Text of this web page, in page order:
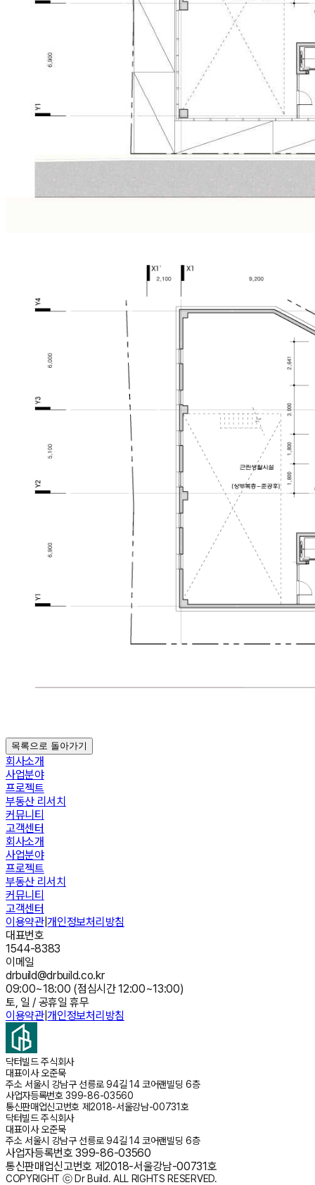
목록으로 돌아가기
회사소개
사업분야
프로젝트
부동산 리서치
커뮤니티
고객센터
회사소개
사업분야
프로젝트
부동산 리서치
커뮤니티
고객센터
이용약관|개인정보처리방침
대표번호
1544-8383
이메일
drbuild@drbuild.co.kr
09:00~18:00 (점심시간 12:00~13:00)
토, 일 / 공휴일 휴무
이용약관|개인정보처리방침
닥터빌드 주식회사
대표이사오준묵
주소 서울시 강남구 선릉로 94길 14 코어랜빌딩 6층
사업자등록번호 399-86-03560
통신판매업신고번호 제2018-서울강남-00731호
닥터빌드 주식회사
대표이사오준묵
주소 서울시 강남구 선릉로 94길 14 코어랜빌딩 6층
사업자등록번호 399-86-03560
통신판매업신고번호 제2018-서울강남-00731호
COPYRIGHT ⓒ Dr Build. ALL RIGHTS RESERVED.